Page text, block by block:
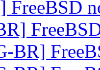
FreeBSD
BR]